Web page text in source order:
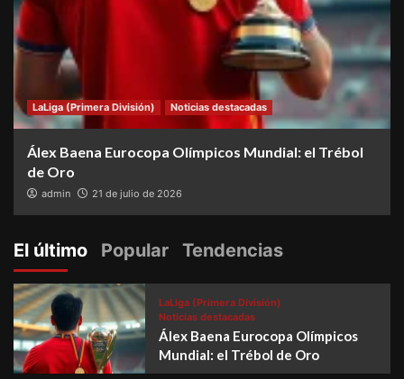
LaLiga (Primera División) Noticias destacadas
Álex Baena Eurocopa Olímpicos Mundial: el Trébol
de Oro
admin 21 de julio de 2026
El último Popular Tendencias
LaLiga (Primera División)
Noticias destacadas
Álex Baena Eurocopa Olímpicos
Mundial: el Trébol de Oro